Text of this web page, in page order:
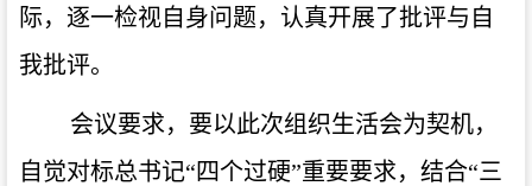
际，逐一检视自身问题，认真开展了批评与自
我批评。
会议要求，要以此次组织生活会为契机，
自觉对标总书记“四个过硬”重要要求，结合“三